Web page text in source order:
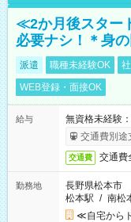
≪2か月後スター
必要ナシ！＊身
派遣 職種未経験OK
WEB登録・面接OK
給与
無資格未経験
交通費別途
交通費 交通費
勤務地
長野県松本市
松本駅 / 南松
≪自宅から